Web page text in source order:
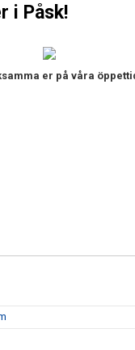
i Påsk!
er på våra